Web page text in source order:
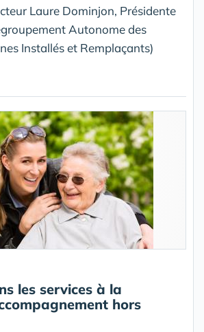
Laure Dominjon, Présidente
Autonome des
Installés et Remplaçants)
les services à la
hors